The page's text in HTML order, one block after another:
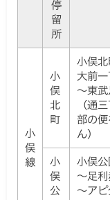
停
留
所
小
俣
線
小
俣
北
町
小俣
大前
～東
（通
部の
ん）
小
俣
公
小俣
～足
～アピ